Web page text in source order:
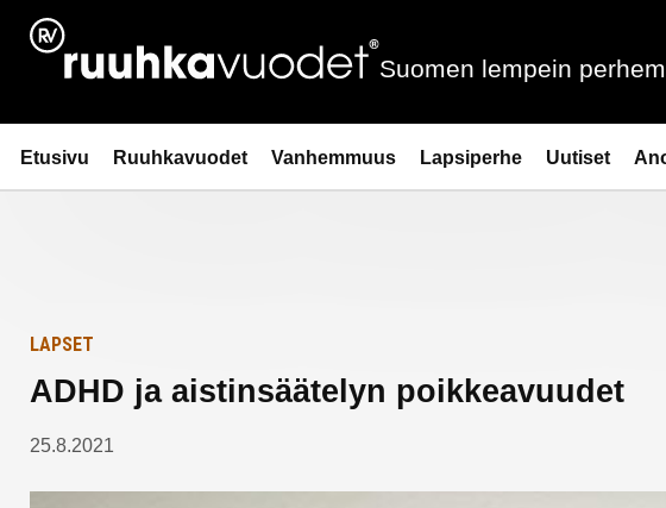
Siirry
sisältöön
Ruuhkavuodet.fi
Suomen lempein
Etusivu Ruuhkavuodet Vanhemmuus Lapsiperhe Uutiset
Etusivulle
LAPSET
ADHD ja aistinsäätelyn poikkeavuudet
25.8.2021